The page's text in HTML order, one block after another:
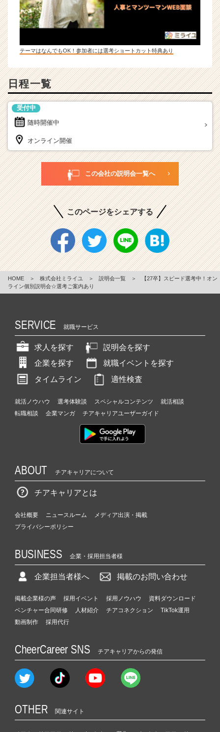
テーマはなんでもOK！参加者には選考ショートカット特典あり
日程一覧
随時開催中
受付中
オンライン開催
この会社の説明会一覧へ
このページをシェアする
HOME ＞ 株式会社ミライユ ＞ 説明会一覧 ＞
【27卒】スピード選考中！オン
ライン個別説明会☆選考ご案内あり
SERVICE 就職サービス
求人を探す
説明会を探す
企業を探す
就職イベントを探す
タイムライン
適性検査
就活ノウハウ 選考体験談 スペシャルコンテンツ
就活相談
転職相談
企業マンガ チアキャリアユーザーガイド
ABOUT チアキャリアについて
チアキャリアとは
会社概要 ニュースルーム
メディア出演・掲載
プライバシーポリシー
BUSINESS 企業・採用担当者様
企業担当者様へ 掲載のお問い合わせ
掲載企業様の声 採用イベント 採用ノウハウ
資料ダウンロード
ベンチャー合同研修
人材紹介 チアコネクション
TikTok運用
動画制作
採用代行
CheerCareer SNS チアキャリアからの発信
OTHER 関連サイト